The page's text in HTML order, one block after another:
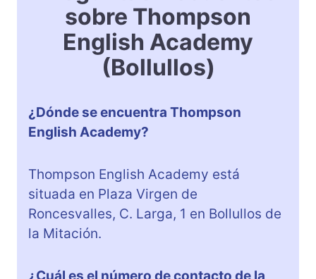
sobre Thompson
English Academy
(Bollullos)
¿Dónde se encuentra Thompson
English Academy?
Thompson English Academy está
situada en Plaza Virgen de
Roncesvalles, C. Larga, 1 en Bollullos de
la Mitación.
¿Cuál es el número de contacto de la